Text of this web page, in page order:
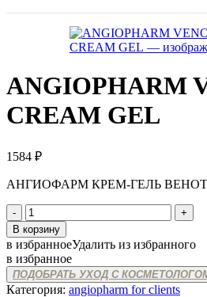
ANGIOPHARM
CREAM GEL
1584 ₽
АНГИОФАРМ КРЕМ-ГЕЛЬ
Количество
товара
ANGIOPHARM
VENOTONIC
CREAM
GEL
В корзину
в избранноеУдалить из избранного
в избранное
ПОДОБРАТЬ УХОД С
Категория: angiopharm for clients